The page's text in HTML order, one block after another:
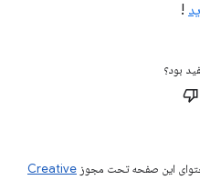
!
بود؟
این صفحه تحت مجوز Creative